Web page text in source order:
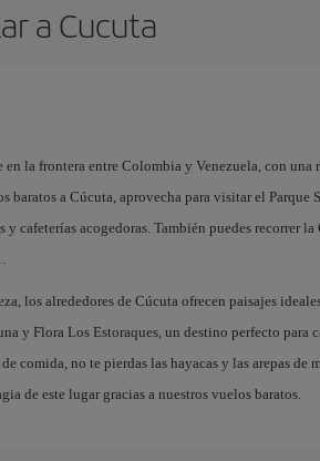
a Cucuta
en la frontera entre Colombia y Venezuela, con
baratos a Cúcuta, aprovecha para visitar el Parque
cafeterías acogedoras. También puedes recorrer la
los alrededores de Cúcuta ofrecen paisajes
y Flora Los Estoraques, un destino perfecto para
comida, no te pierdas las hayacas y las arepas
de este lugar gracias a nuestros vuelos baratos.